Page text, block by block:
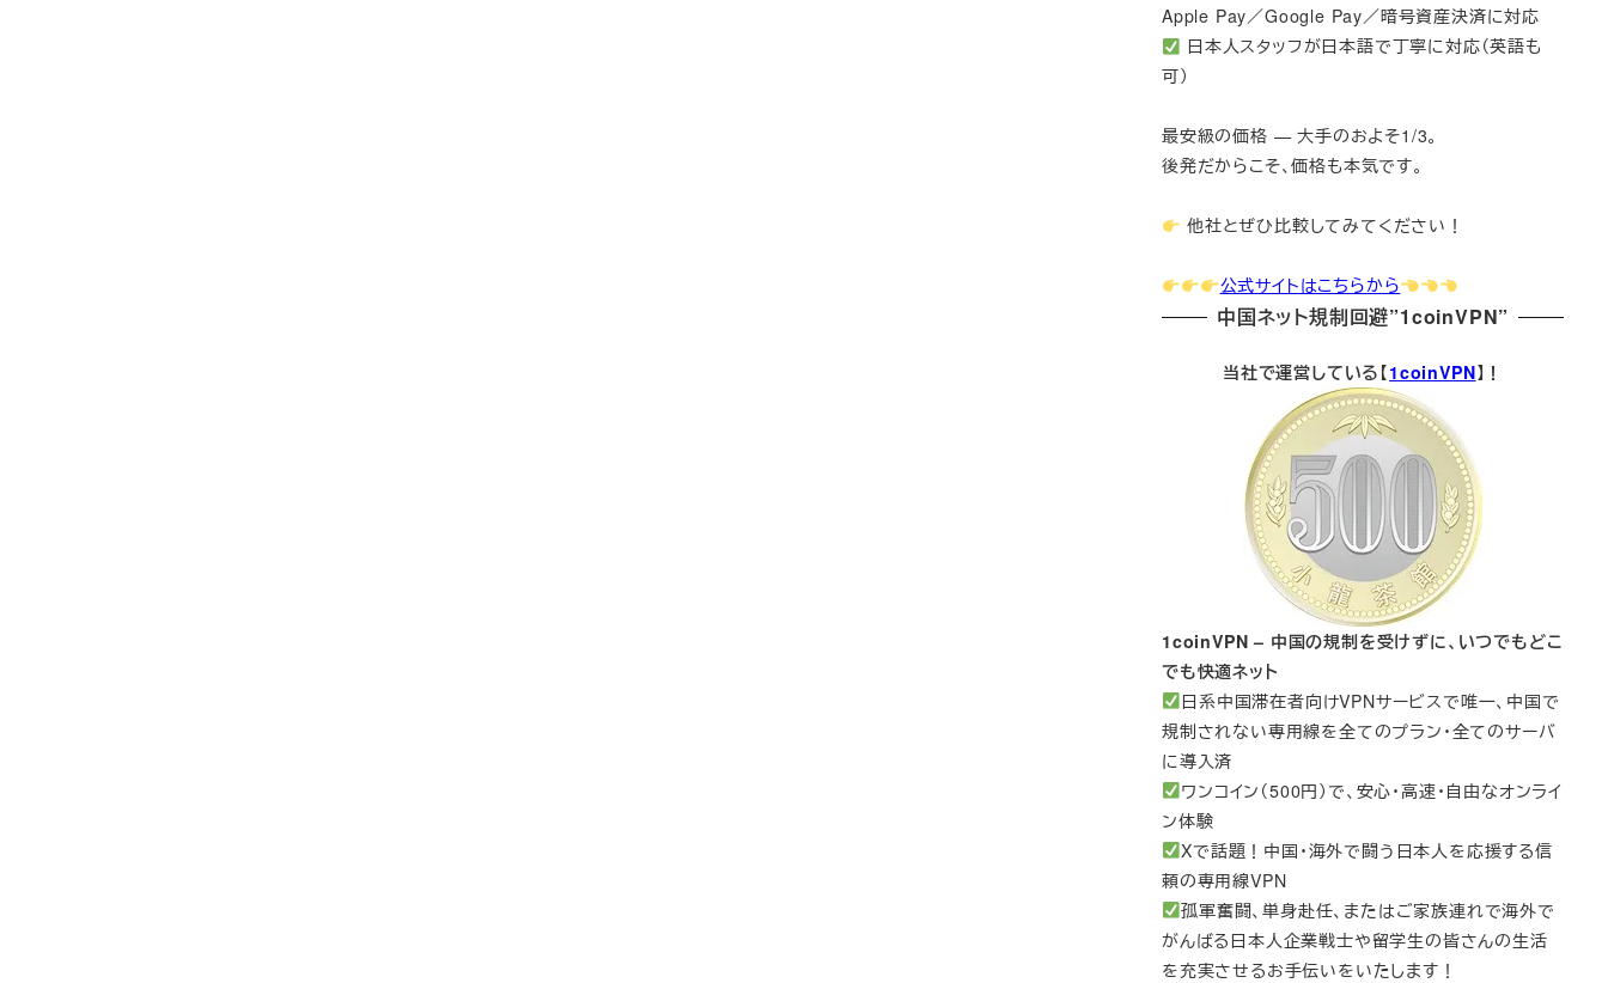
Apple Pay／Google Pay／暗号資産決済に対応
日本人スタッフが日本語で丁寧に対応（英語も
可）
最安級の価格 — 大手のおよそ1/3。
後発だからこそ、価格も本気です。
他社とぜひ比較してみてください！
公式サイトはこちらから
中国ネット規制回避”1coinVPN”
当社で運営している【1coinVPN】！
1coinVPN – 中国の規制を受けずに、いつでもどこ
でも快適ネット
日系中国滞在者向けVPNサービスで唯一、中国で
規制されない専用線を全てのプラン・全てのサーバ
に導入済
ワンコイン（500円）で、安心・高速・自由なオンライ
ン体験
Xで話題！中国・海外で闘う日本人を応援する信
頼の専用線VPN
孤軍奮闘、単身赴任、またはご家族連れで海外で
がんばる日本人企業戦士や留学生の皆さんの生活
を充実させるお手伝いをいたします！